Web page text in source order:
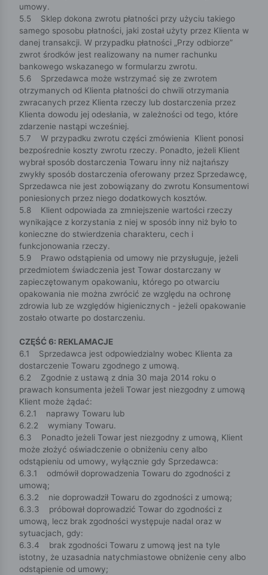
umowy.
5.5 Sklep dokona zwrotu płatności przy użyciu takiego
samego sposobu płatności, jaki został użyty przez Klienta w
danej transakcji. W przypadku płatności „Przy odbiorze”
zwrot środków jest realizowany na numer rachunku
bankowego wskazanego w formularzu zwrotu.
5.6 Sprzedawca może wstrzymać się ze zwrotem
otrzymanych od Klienta płatności do chwili otrzymania
zwracanych przez Klienta rzeczy lub dostarczenia przez
Klienta dowodu jej odesłania, w zależności od tego, które
zdarzenie nastąpi wcześniej.
5.7 W przypadku zwrotu części zmówienia Klient ponosi
bezpośrednie koszty zwrotu rzeczy. Ponadto, jeżeli Klient
wybrał sposób dostarczenia Towaru inny niż najtańszy
zwykły sposób dostarczenia oferowany przez Sprzedawcę,
Sprzedawca nie jest zobowiązany do zwrotu Konsumentowi
poniesionych przez niego dodatkowych kosztów.
5.8 Klient odpowiada za zmniejszenie wartości rzeczy
wynikające z korzystania z niej w sposób inny niż było to
konieczne do stwierdzenia charakteru, cech i
funkcjonowania rzeczy.
5.9 Prawo odstąpienia od umowy nie przysługuje, jeżeli
przedmiotem świadczenia jest Towar dostarczany w
zapieczętowanym opakowaniu, którego po otwarciu
opakowania nie można zwrócić ze względu na ochronę
zdrowia lub ze względów higienicznych - jeżeli opakowanie
zostało otwarte po dostarczeniu.
CZĘŚĆ 6: REKLAMACJE
6.1 Sprzedawca jest odpowiedzialny wobec Klienta za
dostarczenie Towaru zgodnego z umową.
6.2 Zgodnie z ustawą z dnia 30 maja 2014 roku o
prawach konsumenta jeżeli Towar jest niezgodny z umową
Klient może żądać:
6.2.1 naprawy Towaru lub
6.2.2 wymiany Towaru.
6.3 Ponadto jeżeli Towar jest niezgodny z umową, Klient
może złożyć oświadczenie o obniżeniu ceny albo
odstąpieniu od umowy, wyłącznie gdy Sprzedawca:
6.3.1 odmówił doprowadzenia Towaru do zgodności z
umową;
6.3.2 nie doprowadził Towaru do zgodności z umową;
6.3.3 próbował doprowadzić Towar do zgodności z
umową, lecz brak zgodności występuje nadal oraz w
sytuacjach, gdy:
6.3.4 brak zgodności Towaru z umową jest na tyle
istotny, że uzasadnia natychmiastowe obniżenie ceny albo
odstąpienie od umowy;